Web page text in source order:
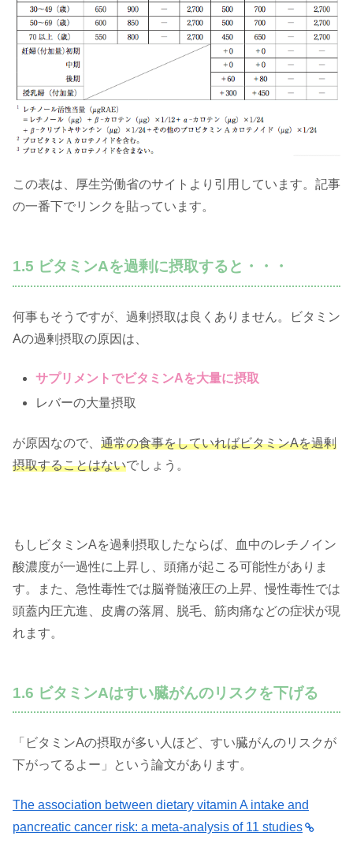
この表は、厚生労働省のサイトより引用しています。記事
の一番下でリンクを貼っています。
1.5 ビタミンAを過剰に摂取すると・・・
何事もそうですが、過剰摂取は良くありません。ビタミン
Aの過剰摂取の原因は、
サプリメントでビタミンAを大量に摂取
レバーの大量摂取
が原因なので、 通常の食事をしていればビタミンAを過剰
摂取することはないでしょう。
もしビタミンAを過剰摂取したならば、血中のレチノイン
酸濃度が一過性に上昇し、頭痛が起こる可能性がありま
す。また、急性毒性では脳脊髄液圧の上昇、慢性毒性では
頭蓋内圧亢進、皮膚の落屑、脱毛、筋肉痛などの症状が現
れます。
1.6 ビタミンAはすい臓がんのリスクを下げる
「ビタミンAの摂取が多い人ほど、すい臓がんのリスクが
下がってるよー」という論文があります。
The association between dietary vitamin A intake and
pancreatic cancer risk: a meta-analysis of 11 studies